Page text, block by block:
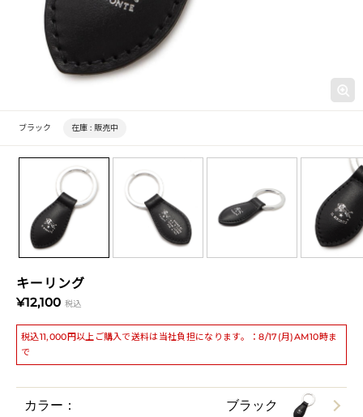
キーリング
¥12,100 税込
税込11,000円以上ご購入で送料は当社負担になります。：8/17(月)AM10時ま
で
ブラック 在庫 : 販売中
カラー： ブラック